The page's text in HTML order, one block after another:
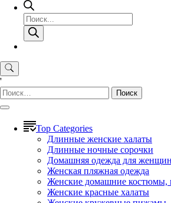
Поиск
товаров
'
Найти:
Top Categories
Длинные женские халаты
Длинные ночные сорочки
Домашняя одежда для женщин
Женская пляжная одежда
Женские домашние костюмы,
Женские красные халаты